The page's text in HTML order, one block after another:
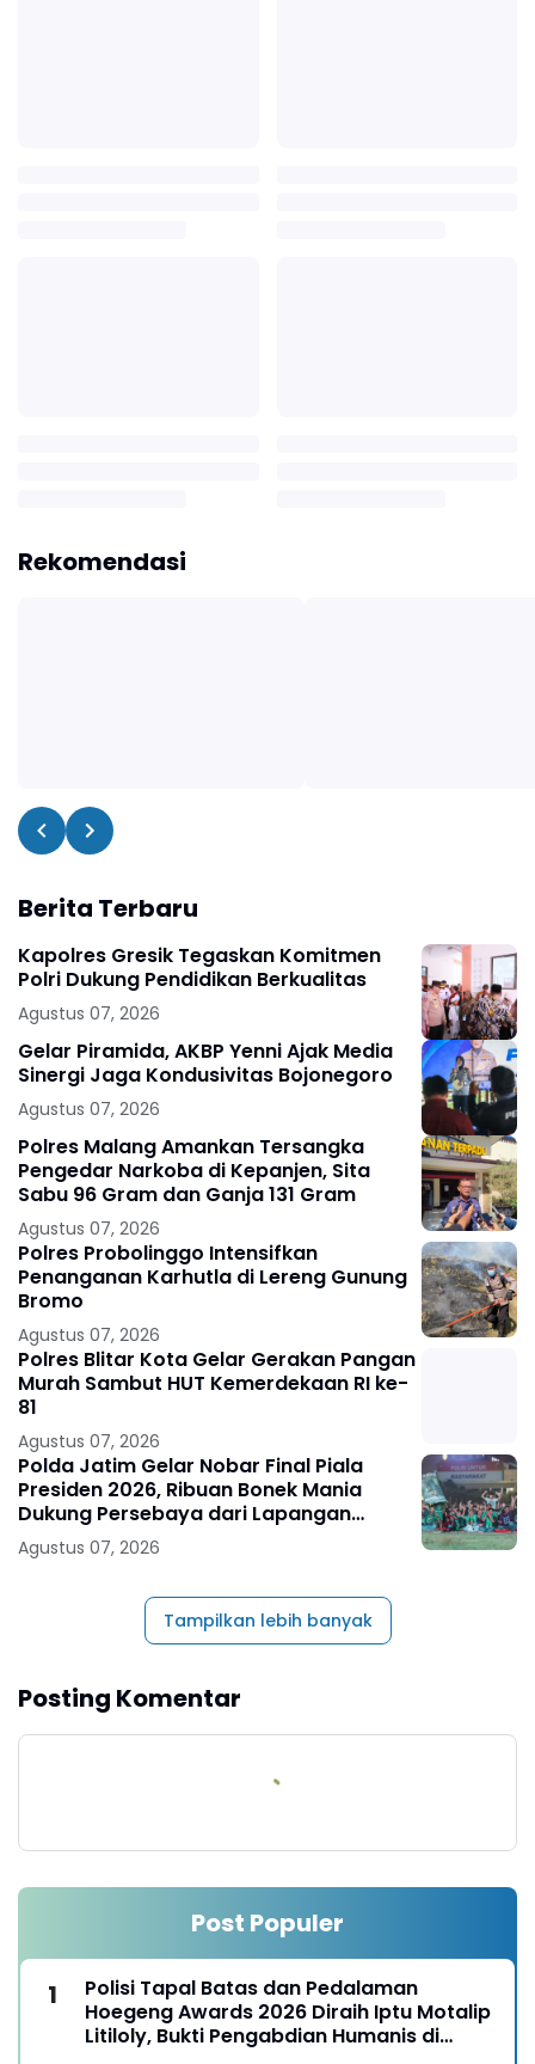
Rekomendasi
Berita Terbaru
Kapolres Gresik Tegaskan Komitmen
Polri Dukung Pendidikan Berkualitas
Agustus 07, 2026
Gelar Piramida, AKBP Yenni Ajak Media
Sinergi Jaga Kondusivitas Bojonegoro
Agustus 07, 2026
Polres Malang Amankan Tersangka
Pengedar Narkoba di Kepanjen, Sita
Sabu 96 Gram dan Ganja 131 Gram
Agustus 07, 2026
Polres Probolinggo Intensifkan
Penanganan Karhutla di Lereng Gunung
Bromo
Agustus 07, 2026
Polres Blitar Kota Gelar Gerakan Pangan
Murah Sambut HUT Kemerdekaan RI ke-
81
Agustus 07, 2026
Polda Jatim Gelar Nobar Final Piala
Presiden 2026, Ribuan Bonek Mania
Dukung Persebaya dari Lapangan
Mapolda
Agustus 07, 2026
Tampilkan lebih banyak
Posting Komentar
Post Populer
Polisi Tapal Batas dan Pedalaman
Hoegeng Awards 2026 Diraih Iptu Motalip
Litiloly, Bukti Pengabdian Humanis di